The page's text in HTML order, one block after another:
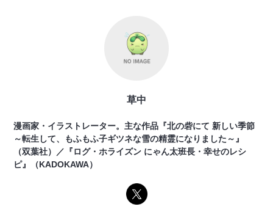
草中
漫画家・イラストレーター。主な作品『北の砦にて 新しい季節
～転生して、もふもふ子ギツネな雪の精霊になりました～』
（双葉社）／『ログ・ホライズン にゃん太班長・幸せのレシ
ピ』（KADOKAWA）